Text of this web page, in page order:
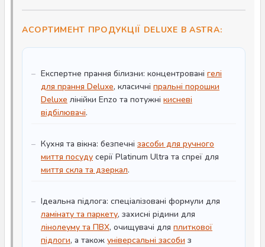
АСОРТИМЕНТ ПРОДУКЦІЇ DELUXE В ASTRA:
Експертне прання білизни: концентровані гелі
для прання Deluxe, класичні пральні порошки
Deluxe лінійки Enzo та потужні кисневі
відбілювачі.
Кухня та вікна: безпечні засоби для ручного
миття посуду серії Platinum Ultra та спреї для
миття скла та дзеркал.
Ідеальна підлога: спеціалізовані формули для
ламінату та паркету, захисні рідини для
лінолеуму та ПВХ, очищувачі для плиткової
підлоги, а також універсальні засоби з